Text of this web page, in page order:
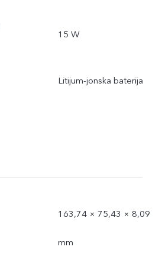
15 W
Litijum-jonska baterija
163,74 × 75,43 × 8,09
mm